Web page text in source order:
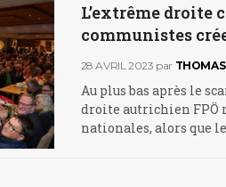
L’extrême droite
communistes
28 AVRIL 2023 par
Au plus bas après le
droite autrichien FPÖ
nationales, alors que